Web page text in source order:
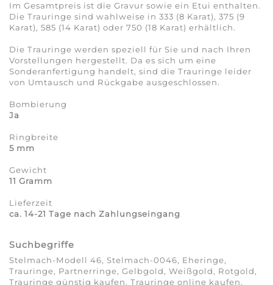
Im Gesamtpreis ist die Gravur sowie ein Etui enthalten.
Die Trauringe sind wahlweise in 333 (8 Karat), 375 (9
Karat), 585 (14 Karat) oder 750 (18 Karat) erhältlich.
Die Trauringe werden speziell für Sie und nach Ihren
Vorstellungen hergestellt. Da es sich um eine
Sonderanfertigung handelt, sind die Trauringe leider
von Umtausch und Rückgabe ausgeschlossen.
Bombierung
Ja
Ringbreite
5 mm
Gewicht
11 Gramm
Lieferzeit
ca. 14-21 Tage nach Zahlungseingang
Suchbegriffe
Stelmach-Modell 46, Stelmach-0046, Eheringe,
Trauringe, Partnerringe, Gelbgold, Weißgold, Rotgold,
Trauringe günstig kaufen, Trauringe online kaufen,